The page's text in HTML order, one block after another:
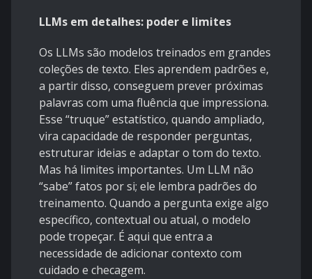
LLMs em detalhes: poder e limites
Os LLMs são modelos treinados em grandes
coleções de texto. Eles aprendem padrões e,
a partir disso, conseguem prever próximas
palavras com uma fluência que impressiona.
Esse “truque” estatístico, quando ampliado,
vira capacidade de responder perguntas,
estruturar ideias e adaptar o tom do texto.
Mas há limites importantes. Um LLM não
“sabe” fatos por si; ele lembra padrões do
treinamento. Quando a pergunta exige algo
específico, contextual ou atual, o modelo
pode tropeçar. É aqui que entra a
necessidade de adicionar contexto com
cuidado e checagem.